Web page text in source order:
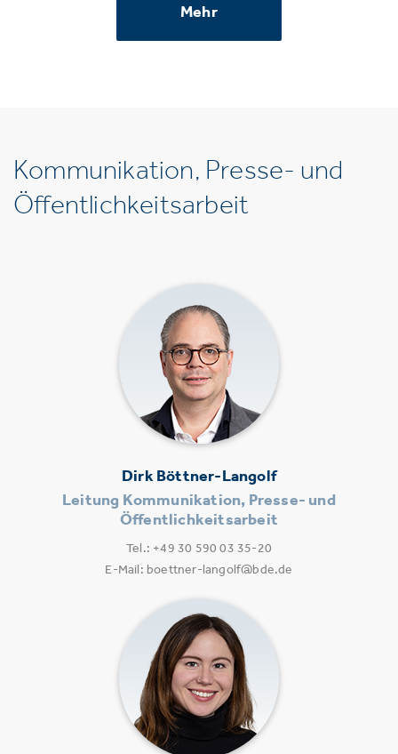
Mehr
Kommunikation, Presse- und
Öffentlichkeitsarbeit
Dirk Böttner-Langolf
Leitung Kommunikation, Presse- und
Öffentlichkeitsarbeit
Tel.: +49 30 590 03 35-20
E-Mail: boettner-langolf@bde.de